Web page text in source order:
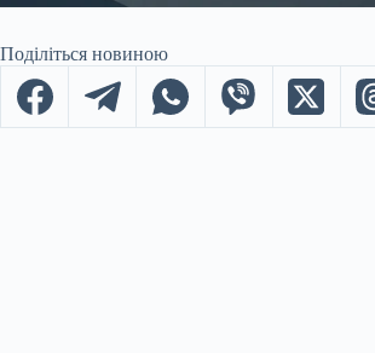
Поділіться новиною